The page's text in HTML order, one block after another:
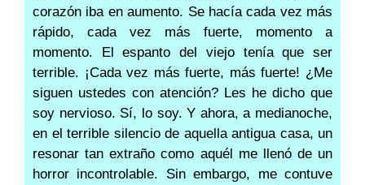
corazón iba en aumento. Se hacía cada vez más
rápido, cada vez más fuerte, momento a
momento. El espanto del viejo tenía que ser
terrible. ¡Cada vez más fuerte, más fuerte! ¿Me
siguen ustedes con atención? Les he dicho que
soy nervioso. Sí, lo soy. Y ahora, a medianoche,
en el terrible silencio de aquella antigua casa, un
resonar tan extraño como aquél me llenó de un
horror incontrolable. Sin embargo, me contuve